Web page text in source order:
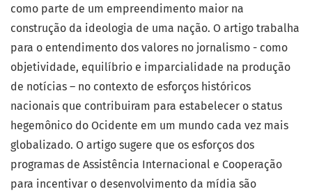
como parte de um empreendimento maior na
construção da ideologia de uma nação. O artigo trabalha
para o entendimento dos valores no jornalismo - como
objetividade, equilíbrio e imparcialidade na produção
de notícias – no contexto de esforços históricos
nacionais que contribuiram para estabelecer o status
hegemônico do Ocidente em um mundo cada vez mais
globalizado. O artigo sugere que os esforços dos
programas de Assistência Internacional e Cooperação
para incentivar o desenvolvimento da mídia são